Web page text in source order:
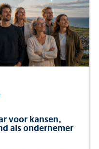
voor kansen,
als ondernemer